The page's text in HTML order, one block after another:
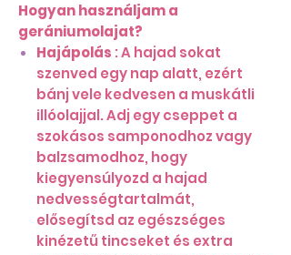
Hogyan használjam a
gerániumolajat?
Hajápolás : A hajad sokat
szenved egy nap alatt, ezért
bánj vele kedvesen a muskátli
illóolajjal. Adj egy cseppet a
szokásos samponodhoz vagy
balzsamodhoz, hogy
kiegyensúlyozd a hajad
nedvességtartalmát,
elősegítsd az egészséges
kinézetű tincseket és extra